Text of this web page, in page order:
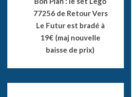
77256 de Retour Vers
Le Futur est bradé à
19€ (maj nouvelle
baisse de prix)